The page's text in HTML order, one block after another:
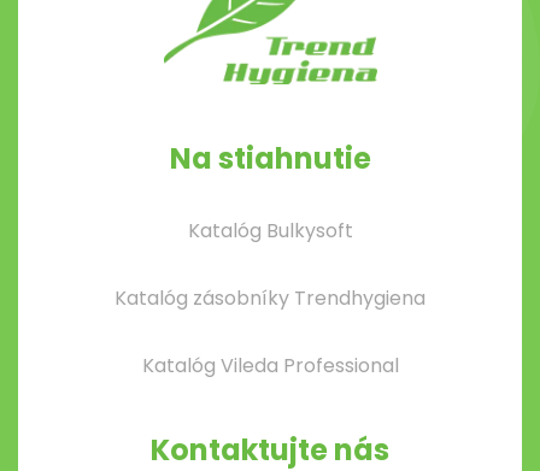
Na stiahnutie
Katalóg Bulkysoft
Katalóg zásobníky Trendhygiena
Katalóg Vileda Professional
Kontaktujte nás